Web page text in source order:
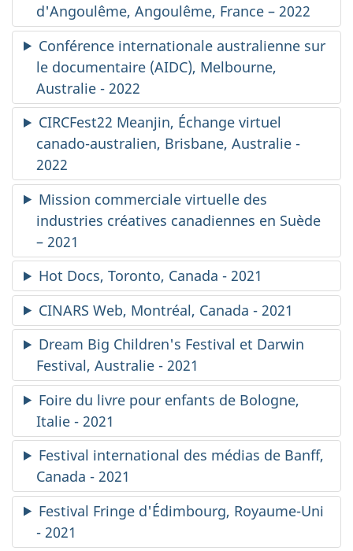
d'Angoulême, Angoulême, France – 2022
Conférence internationale australienne sur
le documentaire (AIDC), Melbourne,
Australie - 2022
CIRCFest22 Meanjin, Échange virtuel
canado-australien, Brisbane, Australie -
2022
Mission commerciale virtuelle des
industries créatives canadiennes en Suède
– 2021
Hot Docs, Toronto, Canada - 2021
CINARS Web, Montréal, Canada - 2021
Dream Big Children's Festival et Darwin
Festival, Australie - 2021
Foire du livre pour enfants de Bologne,
Italie - 2021
Festival international des médias de Banff,
Canada - 2021
Festival Fringe d'Édimbourg, Royaume-Uni
- 2021